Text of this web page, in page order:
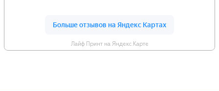
Лайф Принт на Яндекс.Карте